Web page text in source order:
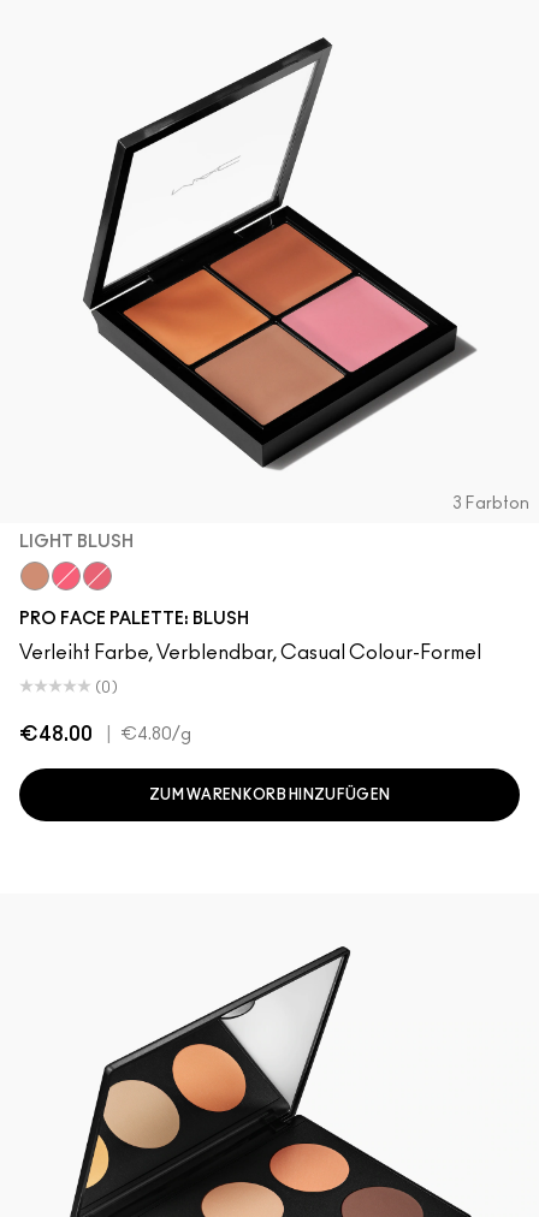
3 Farbton
LIGHT BLUSH
PRO FACE PALETTE: BLUSH
Verleiht Farbe, Verblendbar, Casual Colour-Formel
(0)
€48.00 €4.80/g
ZUM WARENKORB HINZUFÜGEN